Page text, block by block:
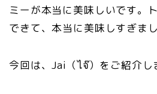
ミーが本当に美味しいです。
できて、本当に美味しすぎま
今回は、Jai（ไจ๊）をご紹介し